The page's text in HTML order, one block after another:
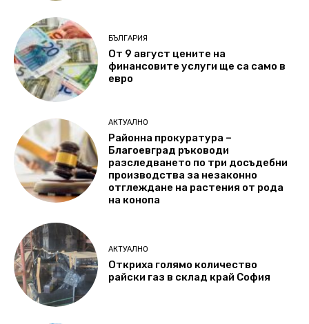
БЪЛГАРИЯ
От 9 август цените на
финансовите услуги ще са само в
евро
АКТУАЛНО
Районна прокуратура –
Благоевград ръководи
разследването по три досъдебни
производства за незаконно
отглеждане на растения от рода
на конопа
АКТУАЛНО
Откриха голямо количество
райски газ в склад край София